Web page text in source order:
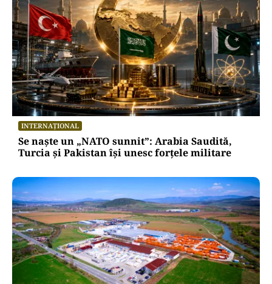
INTERNAȚIONAL
Se naște un „NATO sunnit”: Arabia Saudită,
Turcia și Pakistan își unesc forțele militare